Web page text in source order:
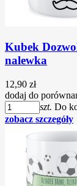
Kubek
nalewka
12,90 zł
dodaj do
szt. Do
zobacz szczegóły